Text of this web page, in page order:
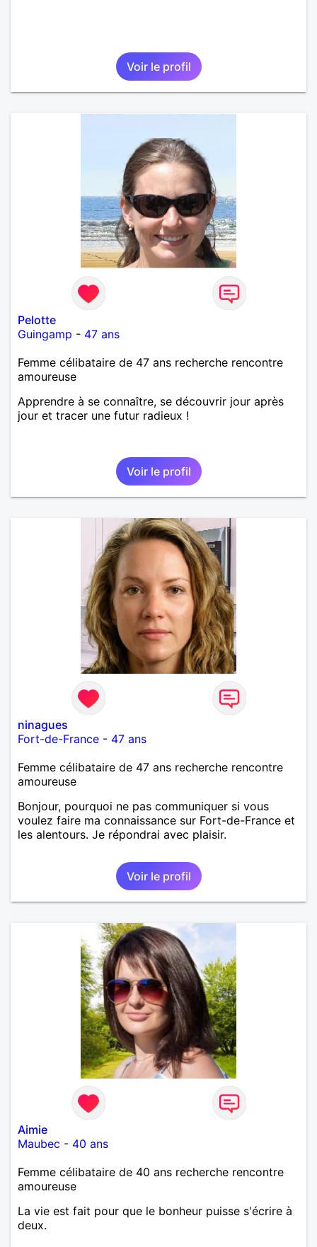
Voir le profil
Pelotte
Guingamp - 47 ans
Femme célibataire de 47 ans recherche rencontre
amoureuse
Apprendre à se connaître, se découvrir jour après
jour et tracer une futur radieux !
Voir le profil
ninagues
Fort-de-France - 47 ans
Femme célibataire de 47 ans recherche rencontre
amoureuse
Bonjour, pourquoi ne pas communiquer si vous
voulez faire ma connaissance sur Fort-de-France et
les alentours. Je répondrai avec plaisir.
Voir le profil
Aimie
Maubec - 40 ans
Femme célibataire de 40 ans recherche rencontre
amoureuse
La vie est fait pour que le bonheur puisse s'écrire à
deux.